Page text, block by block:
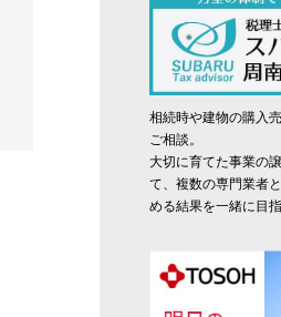
相続時や建物の購入
ご相談。
大切に育てた事業の
て、複数の専門業者
める結果を一緒に目指